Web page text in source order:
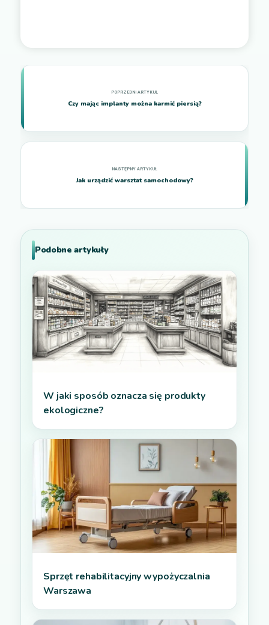
Czy mając implanty można karmić piersią?
Jak urządzić warsztat samochodowy?
Podobne artykuły
W jaki sposób oznacza się produkty
ekologiczne?
Sprzęt rehabilitacyjny wypożyczalnia
Warszawa